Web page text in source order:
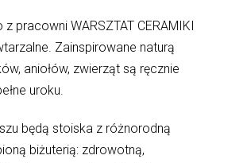
z pracowni WARSZTAT CERAMIKI
Zainspirowane naturą
aniołów, zwierząt są ręcznie
uroku.
będą stoiska z różnorodną
biżuterią: zdrowotną,